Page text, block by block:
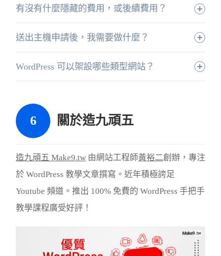
有沒有什麼隱藏的費用，或後續費用？
送出主機申請後，我需要做什麼？
WordPress 可以架設哪些類型網站？
關於造九頑五
造九頑五 Make9.tw 由網站工程師黃裕二創辦，專注
於 WordPress 教學文章撰寫。近年積極誇足
Youtube 頻道。推出 100% 免費的 WordPress 手把手
教學課程廣受好評！